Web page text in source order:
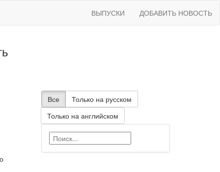
ВЫПУСКИ ДОБАВИТЬ НОВОСТЬ
Все
Только на русском
Только на английском